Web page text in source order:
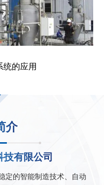
统的应用
介
有限公司
定的智能制造技术、自动